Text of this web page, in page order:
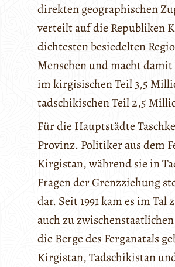
direkten geographischen
verteilt auf die Republiken
dichtesten besiedelten
Menschen und macht
im kirgisischen Teil 3,5
tadschikischen Teil 2,5
Für die Hauptstädte
Provinz. Politiker aus dem
Kirgistan, während sie in
Fragen der Grenzziehung
dar. Seit 1991 kam es im
auch zu
die Berge des Ferganatals
Kirgistan, Tadschikistan